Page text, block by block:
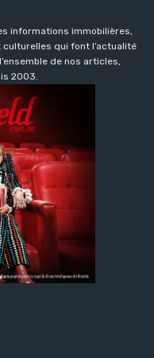
informations immobilières,
qui font l’actualité
de nos articles,
2003.